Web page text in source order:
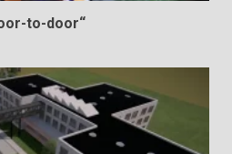
to-door“